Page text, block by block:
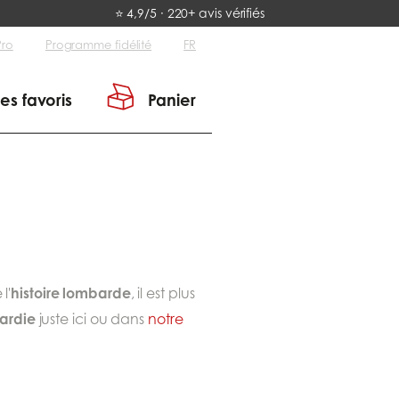
⭐ 4,9/5 · 220+ avis vérifiés
Programme fidélité FR
favoris Panier
l'histoire lombarde, il est plus
juste ici ou dans notre